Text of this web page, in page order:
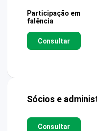
Participação em
falência
Consultar
Sócios e
Consultar